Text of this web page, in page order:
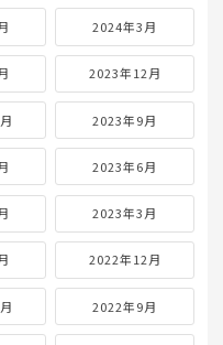
2025年6月
2025年3月
2024年12月
2024年9月
2024年6月
2024年3月
2023年12月
2023年9月